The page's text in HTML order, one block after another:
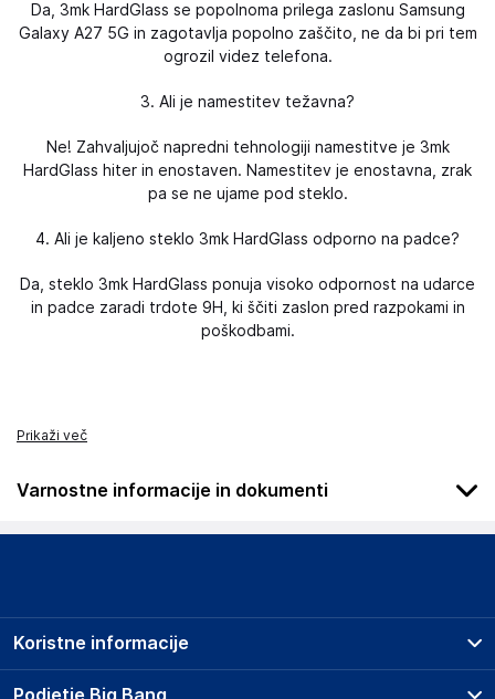
Da, 3mk HardGlass se popolnoma prilega zaslonu Samsung
Galaxy A27 5G in zagotavlja popolno zaščito, ne da bi pri tem
ogrozil videz telefona.
3. Ali je namestitev težavna?
Ne! Zahvaljujoč napredni tehnologiji namestitve je 3mk
HardGlass hiter in enostaven. Namestitev je enostavna, zrak
pa se ne ujame pod steklo.
4. Ali je kaljeno steklo 3mk HardGlass odporno na padce?
Da, steklo 3mk HardGlass ponuja visoko odpornost na udarce
in padce zaradi trdote 9H, ki ščiti zaslon pred razpokami in
poškodbami.
Prikaži več
Varnostne informacije in dokumenti
Podatki o proizvajalcu
3mk
Koristne informacije
Prodajna mesta